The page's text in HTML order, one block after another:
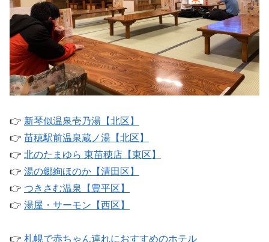
👉 新琴似温泉壱乃湯【北区】
👉 苗穂駅前温泉蔵ノ湯【北区】
👉 北のたまゆら 東苗穂店【東区】
👉 湯の郷絢ほのか【清田区】
👉 つきさむ温泉【豊平区】
👉 湯屋・サーモン【西区】
👉 札幌で赤ちゃん連れにおすすめのホテル